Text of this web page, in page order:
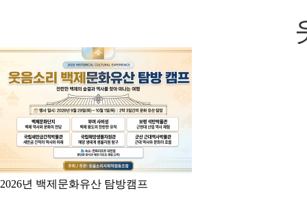
2026년 백제문화유산 탐방캠프